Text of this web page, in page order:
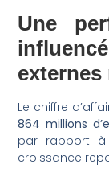
Une
externes
Le chiffre
864 millions
par rapport à
croissance